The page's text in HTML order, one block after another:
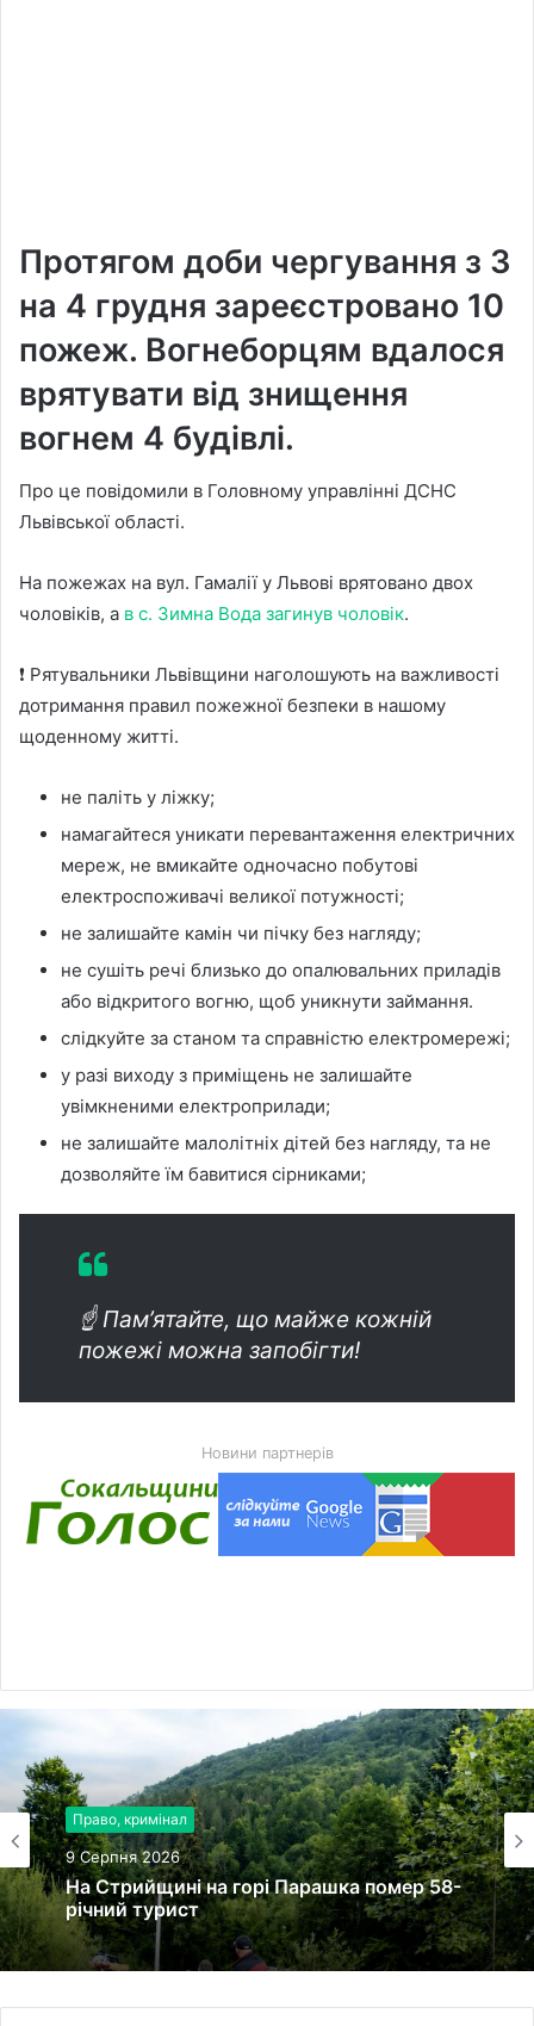
Протягом доби чергування з 3
на 4 грудня зареєстровано 10
пожеж. Вогнеборцям вдалося
врятувати від знищення
вогнем 4 будівлі.
Про це повідомили в Головному управлінні ДСНС
Львівської області.
На пожежах на вул. Гамалії у Львові врятовано двох
чоловіків, а в с. Зимна Вода загинув чоловік.
❗️ Рятувальники Львівщини наголошують на важливості
дотримання правил пожежної безпеки в нашому
щоденному житті.
не паліть у ліжку;
намагайтеся уникати перевантаження електричних
мереж, не вмикайте одночасно побутові
електроспоживачі великої потужності;
не залишайте камін чи пічку без нагляду;
не сушіть речі близько до опалювальних приладів
або відкритого вогню, щоб уникнути займання.
слідкуйте за станом та справністю електромережі;
у разі виходу з приміщень не залишайте
увімкненими електроприлади;
не залишайте малолітніх дітей без нагляду, та не
дозволяйте їм бавитися сірниками;
☝️ Пам’ятайте, що майже кожній
пожежі можна запобігти!
Новини партнерів
Право, кримінал
9 Серпня 2026
На Стрийщині на горі Парашка помер 58-
річний турист